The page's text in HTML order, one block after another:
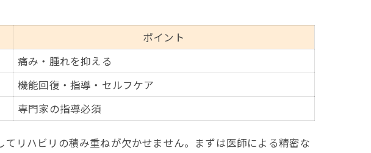
ポイント
痛み・腫れを抑える
機能回復・指導・セルフケア
専門家の指導必須
リハビリの積み重ねが欠かせません。まずは医師による精密な